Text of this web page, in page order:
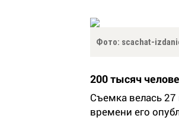
Фото: scachat-
200 тысяч
Съемка велась
времени его